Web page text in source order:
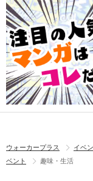
ウォーカープラス イベ
ベント
趣味・生活